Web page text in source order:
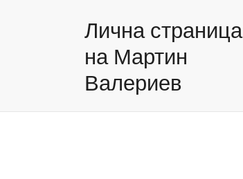
Лична страница
на Мартин
Валериев